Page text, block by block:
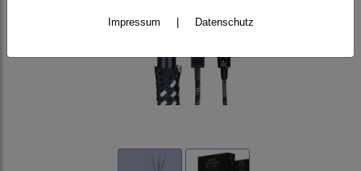
Impressum Datenschutz